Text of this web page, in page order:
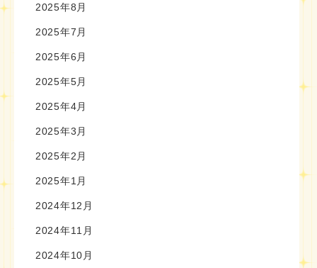
2025年8月
2025年7月
2025年6月
2025年5月
2025年4月
2025年3月
2025年2月
2025年1月
2024年12月
2024年11月
2024年10月